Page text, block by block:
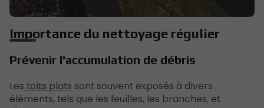
Importance du nettoyage régulier
Prévenir l'accumulation de débris
Les toits plats sont souvent exposés à divers
éléments, tels que les feuilles, les branches, et